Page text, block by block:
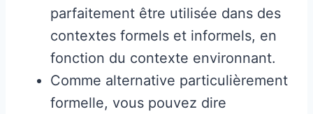
parfaitement être utilisée dans des
contextes formels et informels, en
fonction du contexte environnant.
Comme alternative particulièrement
formelle, vous pouvez dire